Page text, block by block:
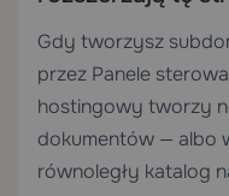
Gdy tworzysz
przez Panele
hostingowy tworzy
dokumentów — albo
równoległy katalog